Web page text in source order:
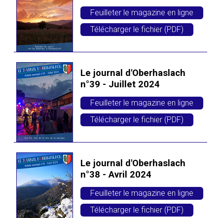
Feuilleter le magazine en ligne
Télécharger le fichier (PDF)
Le journal d'Oberhaslach
n°39 - Juillet 2024
Feuilleter le magazine en ligne
Télécharger le fichier (PDF)
Le journal d'Oberhaslach
n°38 - Avril 2024
Feuilleter le magazine en ligne
Télécharger le fichier (PDF)